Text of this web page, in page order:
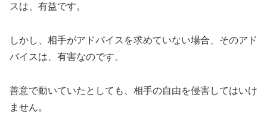
スは、有益です。
しかし、相手がアドバイスを求めていない場合、そのアド
バイスは、有害なのです。
善意で動いていたとしても、相手の自由を侵害してはいけ
ません。